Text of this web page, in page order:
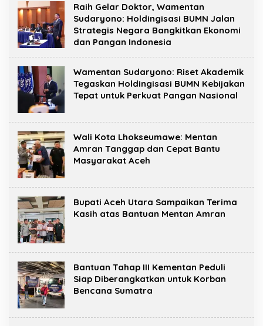
Raih Gelar Doktor, Wamentan
Sudaryono: Holdingisasi BUMN Jalan
Strategis Negara Bangkitkan Ekonomi
dan Pangan Indonesia
Wamentan Sudaryono: Riset Akademik
Tegaskan Holdingisasi BUMN Kebijakan
Tepat untuk Perkuat Pangan Nasional
Wali Kota Lhokseumawe: Mentan
Amran Tanggap dan Cepat Bantu
Masyarakat Aceh
Bupati Aceh Utara Sampaikan Terima
Kasih atas Bantuan Mentan Amran
Bantuan Tahap III Kementan Peduli
Siap Diberangkatkan untuk Korban
Bencana Sumatra